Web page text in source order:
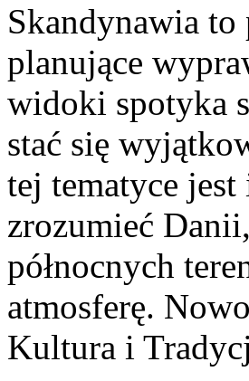
Skandynawia to
planujące
widoki spotyka
stać się
tej tematyce
zrozumieć
północnych
atmosferę.
Kultura i